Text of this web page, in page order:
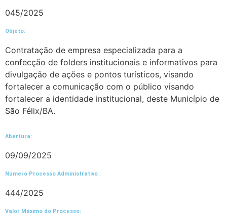
045/2025
Objeto:
Contratação de empresa especializada para a
confecção de folders institucionais e informativos para
divulgação de ações e pontos turísticos, visando
fortalecer a comunicação com o público visando
fortalecer a identidade institucional, deste Município de
São Félix/BA.
Abertura:
09/09/2025
Número Processo Administrativo :
444/2025
Valor Máximo do Processo: ​